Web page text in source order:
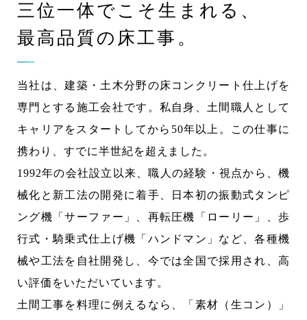
採用情報 RECRUITMENT
お問い合わせ
採用エントリー
092-928-3003
賛助会
プライバシーポリシー
三位一体でこそ生まれる、
最高品質の床工事。
当社は、建築・土木分野の床コンクリート仕上げを
専門とする施工会社です。私自身、土間職人として
キャリアをスタートしてから50年以上。この仕事に
携わり、すでに半世紀を超えました。
1992年の会社設立以来、職人の経験・視点から、機
械化と新工法の開発に着手、日本初の振動式タンピ
ング機「サーファー」、再転圧機「ローリー」、歩
行式・騎乗式仕上げ機「ハンドマン」など、各種機
械や工法を自社開発し、今では全国で採用され、高
い評価をいただいています。
土間工事を料理に例えるなら、「素材（生コン）」